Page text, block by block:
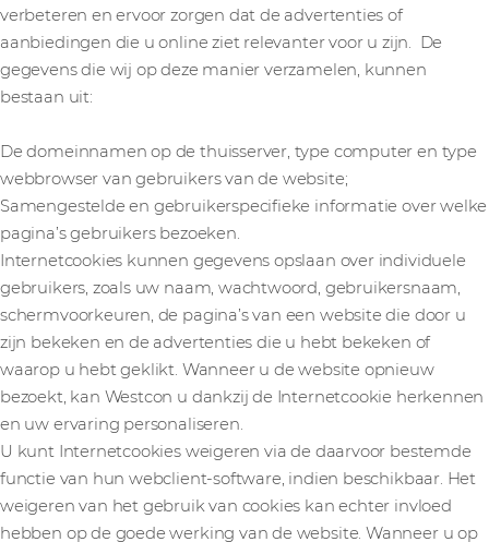
verbeteren en ervoor zorgen dat de advertenties of
aanbiedingen die u online ziet relevanter voor u zijn. De
gegevens die wij op deze manier verzamelen, kunnen
bestaan uit:
De domeinnamen op de thuisserver, type computer en type
webbrowser van gebruikers van de website;
Samengestelde en gebruikerspecifieke informatie over welke
pagina’s gebruikers bezoeken.
Internetcookies kunnen gegevens opslaan over individuele
gebruikers, zoals uw naam, wachtwoord, gebruikersnaam,
schermvoorkeuren, de pagina’s van een website die door u
zijn bekeken en de advertenties die u hebt bekeken of
waarop u hebt geklikt. Wanneer u de website opnieuw
bezoekt, kan Westcon u dankzij de Internetcookie herkennen
en uw ervaring personaliseren.
U kunt Internetcookies weigeren via de daarvoor bestemde
functie van hun webclient-software, indien beschikbaar. Het
weigeren van het gebruik van cookies kan echter invloed
hebben op de goede werking van de website. Wanneer u op